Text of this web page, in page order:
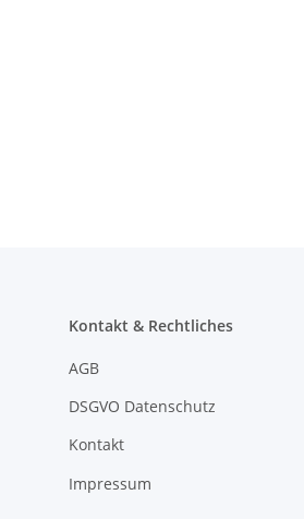
Kontakt & Rechtliches
AGB
DSGVO Datenschutz
Kontakt
Impressum